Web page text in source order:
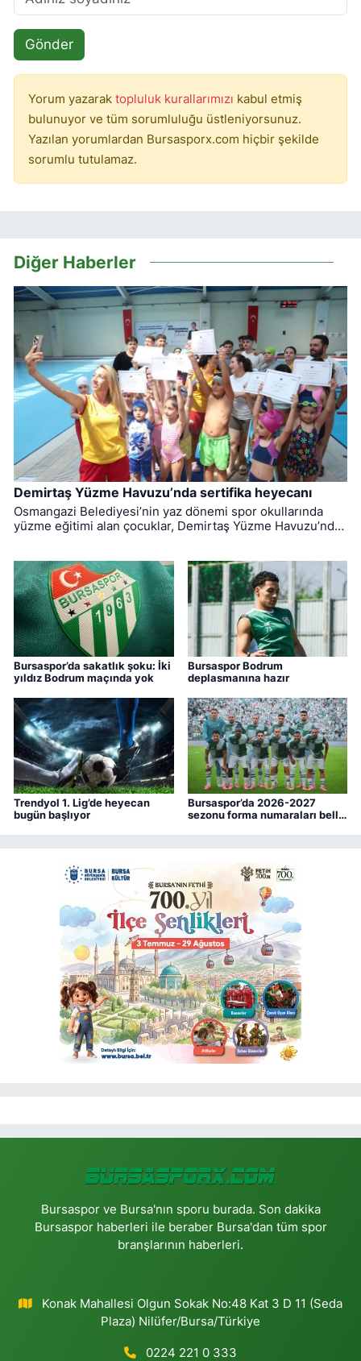
Gönder
Yorum yazarak topluluk kurallarımızı kabul etmiş
bulunuyor ve tüm sorumluluğu üstleniyorsunuz.
Yazılan yorumlardan Bursasporx.com hiçbir şekilde
sorumlu tutulamaz.
Diğer Haberler
Demirtaş Yüzme Havuzu’nda sertifika heyecanı
Osmangazi Belediyesi’nin yaz dönemi spor okullarında
yüzme eğitimi alan çocuklar, Demirtaş Yüzme Havuzu’nda
Bursaspor’da sakatlık şoku: İki
yıldız Bodrum maçında yok
Bursaspor Bodrum
deplasmanına hazır
Trendyol 1. Lig’de heyecan
bugün başlıyor
Bursaspor’da 2026-2027
sezonu forma numaraları belli
Bursaspor ve Bursa'nın sporu burada. Son dakika
Bursaspor haberleri ile beraber Bursa'dan tüm spor
branşlarının haberleri.
Konak Mahallesi Olgun Sokak No:48 Kat 3 D 11 (Seda
Plaza) Nilüfer/Bursa/Türkiye
0224 221 0 333